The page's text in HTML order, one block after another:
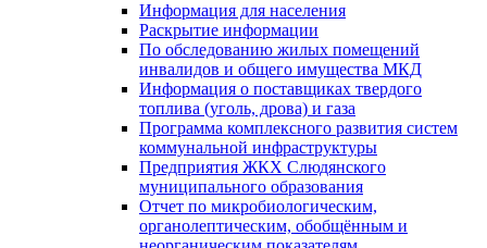
Информация для населения
Раскрытие информации
По обследованию жилых помещений
инвалидов и общего имущества МКД
Информация о поставщиках твердого
топлива (уголь, дрова) и газа
Программа комплексного развития систем
коммунальной инфраструктуры
Предприятия ЖКХ Слюдянского
муниципального образования
Отчет по микробиологическим,
органолептическим, обобщённым и